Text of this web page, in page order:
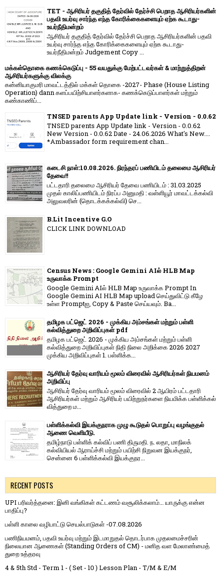
TET - ஆசிரியர் தகுதித் தேர்வில் தேர்ச்சி பெறாத ஆசிரியர்களின்
பதவி உயர்வு சார்ந்த எந்த கோரிக்கைகளையும் ஏற்க கூடாது-
உயர்நீதிமன்றம்
ஆசிரியர் தகுதித் தேர்வில் தேர்ச்சி பெறாத ஆசிரியர்களின் பதவி
உயர்வு சார்ந்த எந்த கோரிக்கைகளையும் ஏற்க கூடாது-
உயர்நீதிமன்றம் Judgement Copy ...
மக்கள்தொகை கணக்கெடுப்பு - 55 வயதுக்கு மேற்பட்டவர்கள் & மாற்றுத்திறன்
ஆசிரியர்களுக்கு விலக்கு
கன்னியாகுமரி மாவட்டத்தில் மக்கள் தொகை -2027- Phase (House Listing
Operation) dann களப்பயிற்சியாளர்களாக- கணக்கெடுப்பாளர்கள் மற்றும்
கண்காணிப்...
TNSED parents App Update link - Version - 0.0.62
TNSED parents App Update link - Version - 0.0.62
New Version - 0.0.62 Date - 24.06.2026 What's New....
*Ambassador form requirement chan...
கடைசி நாள்:10.08.2026. நிரந்தரப் பணியிடம் தலைமை ஆசிரியர்
தேவை!!
பட்டதாரி தலைமை ஆசிரியர் தேவை பணியிடம் : 31.03.2025
முதல் காலிப்பணியிடம் நிரப்ப அனுமதி : வள்ளியூர் மாவட்டக்கல்வி
அலுவலரின் (தொடக்கக்கல்வி) செ...
B.Lit Incentive G.O
CLICK LINK DOWNLOAD
Census News : Google Gemini AIல் HLB Map
உருவாக்க Prompt
Google Gemini AIல் HLB Map உருவாக்க Prompt In
Google Gemini AI HLB Map upload செய்துவிட்டு கீழே
உள்ள Promptஐ, Copy & Paste செய்யவும். Ba...
தமிழக பட்ஜெட் 2026 - முக்கிய அம்சங்கள் மற்றும் பள்ளி
கல்வித்துறை அறிவிப்புகள் pdf
தமிழக பட்ஜெட் 2026 - முக்கிய அம்சங்கள் மற்றும் பள்ளி
கல்வித்துறை அறிவிப்புகள் நிதி நிலை அறிக்கை 2026 2027
முக்கிய அறிவிப்புகள் 1. பள்ளிக்க...
ஆசிரியர் தேர்வு வாரியம் மூலம் விரைவில் ஆசிரியர்கள் நியமனம்
அறிவிப்பு
ஆசிரியர் தேர்வு வாரி​யம் மூலம் விரை​வில் 2 ஆயிரம் பட்​ட​தாரி
ஆசிரியர்​கள் மற்​றும் ஆசிரியர் பயிற்றுநர்​களை நியமிக்க பள்​ளிக்​கல்​
வித்​துறை ம...
பள்ளிக்கல்வி இயக்குநராக முழு கூடுதல் பொறுப்பு வழங்குதல்
ஆணை வெளியீடு.
தமிழ்நாடு பள்ளிக் கல்விப் பணி திருமதி. ந. லதா, மாநிலக்
கல்வியியல் ஆராய்ச்சி மற்றும் பயிற்சி நிறுவன இயக்குநர்,
சென்னை 6 பள்ளிக்கல்வி இயக்குநர...
RECENT POSTS
UPI பரிவர்த்தனை: இனி வங்கிகள் கட்டணம் வசூலிக்கலாம்... யாருக்கு என்ன
பாதிப்பு?
பள்ளி காலை வழிபாட்டு செயல்பாடுகள் -07.08.2026
பணிநியமனம், பதவி உயர்வு மற்றும் இடமாறுதல் தொடர்பாக முதலமைச்சரின்
நிலையான ஆணைகள் (Standing Orders of CM) - மனித வள மேலாண்மைத்
துறை உத்தரவு
4 & 5th Std - Term 1 - ( Set - 10 ) Lesson Plan - T/M & E/M